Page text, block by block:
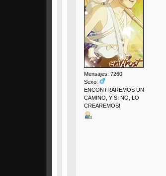
Mensajes: 7260
Sexo:
ENCONTRAREMOS UN
CAMINO, Y SI NO, LO
CREAREMOS!